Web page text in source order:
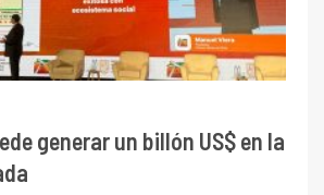
generar un billón US$ en la